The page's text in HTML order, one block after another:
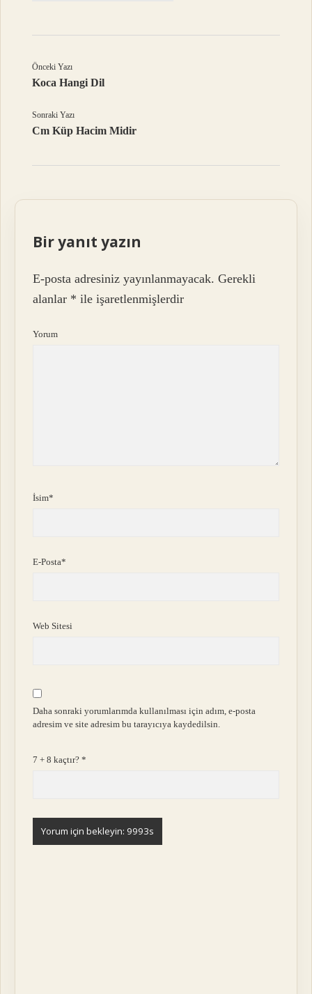
Önceki Yazı
Koca Hangi Dil
Sonraki Yazı
Cm Küp Hacim Midir
Bir yanıt yazın
E-posta adresiniz yayınlanmayacak. Gerekli
alanlar * ile işaretlenmişlerdir
Yorum
İsim*
E-Posta*
Web Sitesi
Daha sonraki yorumlarımda kullanılması için adım, e-posta
adresim ve site adresim bu tarayıcıya kaydedilsin.
7 + 8 kaçtır?*